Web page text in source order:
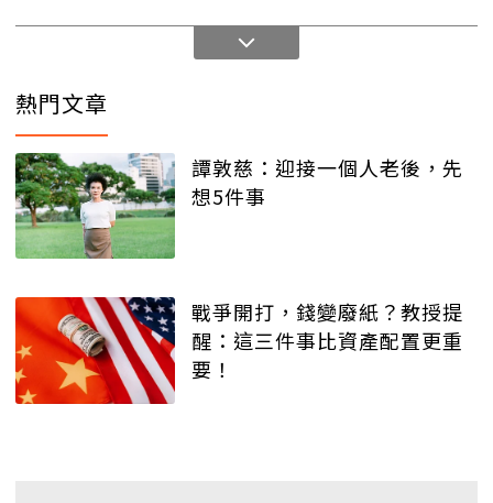
熱門文章
譚敦慈：迎接一個人老後，先
想5件事
戰爭開打，錢變廢紙？教授提
醒：這三件事比資產配置更重
要！